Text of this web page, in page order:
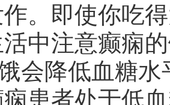
。即使你吃
中注意癫痫
会降低血糖
患者处于低